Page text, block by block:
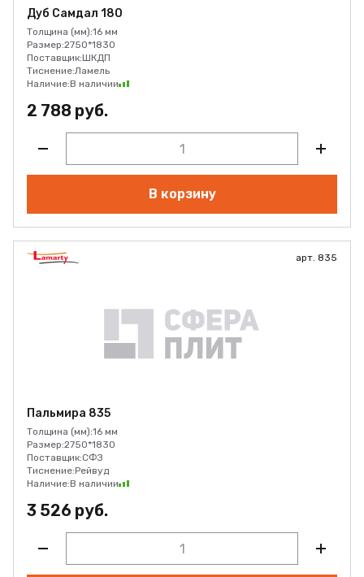
Дуб Самдал 180
Толщина (мм):16 мм
Размер:2750*1830
Поставщик:ШКДП
Тиснение:Ламель
Наличие:В наличии
2 788 руб.
В корзину
арт. 835
Пальмира 835
Толщина (мм):16 мм
Размер:2750*1830
Поставщик:СФЗ
Тиснение:Рейвуд
Наличие:В наличии
3 526 руб.